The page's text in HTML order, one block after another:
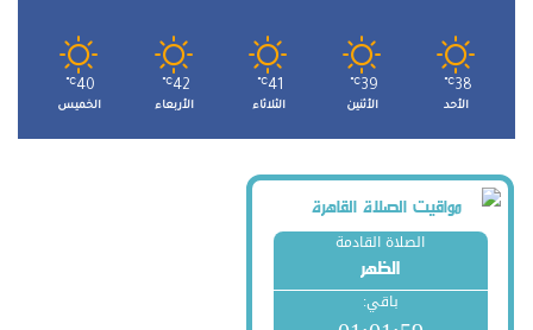
38
℃
الأحد
39
℃
الأثنين
41
℃
الثلاثاء
42
℃
الأربعاء
40
℃
الخميس